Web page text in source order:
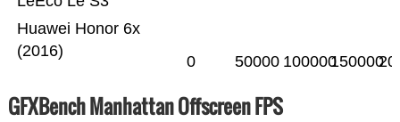
Huawei Honor 6x
(2016)
0 50000 100000150000
GFXBench Manhattan Offscreen FPS